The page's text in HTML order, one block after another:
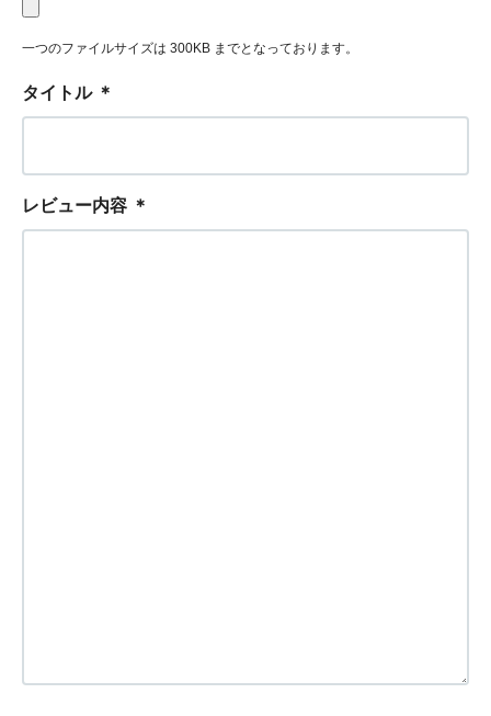
一つのファイルサイズは 300KB までとなっております。
タイトル ＊
レビュー内容 ＊